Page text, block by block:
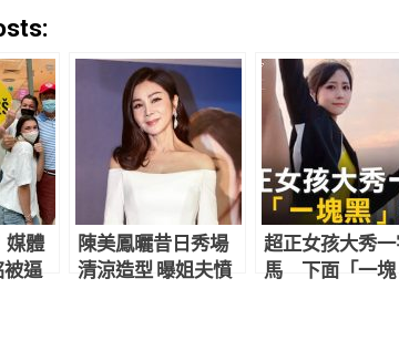
媒體
被逼
陳美鳳曬昔日秀場
清涼造型 曝姐夫憤
超正女孩大秀
馬 下面「一塊